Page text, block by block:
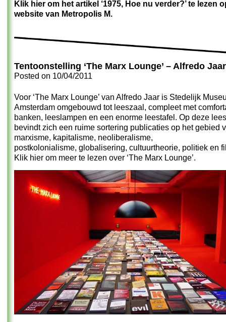
Klik hier om het artikel ‘1975, Hoe nu verder?’ te lezen
website van Metropolis M.
Tentoonstelling ‘The Marx Lounge’ – Alfredo Jaar
Posted on 10/04/2011
Voor ‘The Marx Lounge’ van Alfredo Jaar is Stedelijk
Amsterdam omgebouwd tot leeszaal, compleet met
banken, leeslampen en een enorme leestafel. Op deze
bevindt zich een ruime sortering publicaties op het gebied
marxisme, kapitalisme, neoliberalisme,
postkolonialisme, globalisering, cultuurtheorie, politiek en
Klik hier om meer te lezen over ‘The Marx Lounge’.